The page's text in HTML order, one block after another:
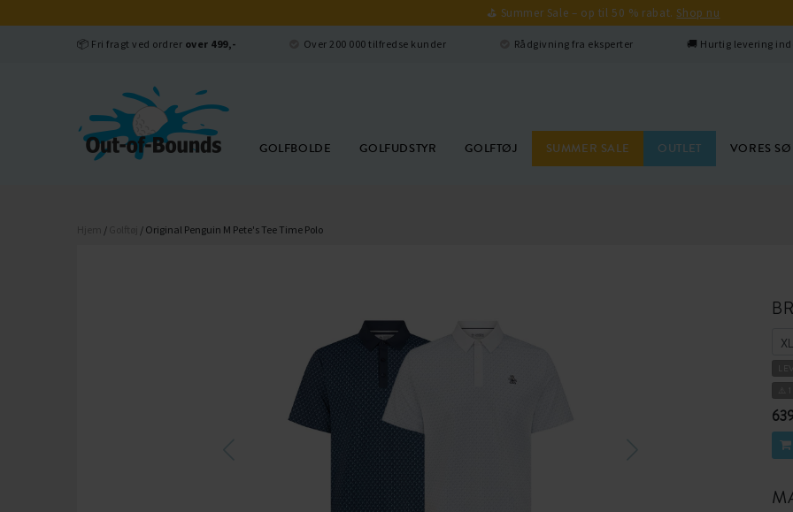
⛳ Summer Sale – op til 50 % rabat. Shop nu
📦 Fri fragt ved ordrer over 499,- Over 200 000 tilfredse kunder Rådgivning fra eksperter 🚚 Hurtig levering
GOLFBOLDE GOLFUDSTYR GOLFTØJ SUMMER SALE OUTLET VORES
/ / Original Penguin M Pete's Tee Time Polo